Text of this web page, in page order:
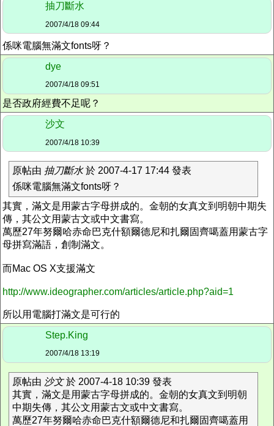
抽刀斷水
2007/4/18 09:44
係咪電腦無滿文fonts呀？
dye
2007/4/18 09:51
是否政府經費不足呢？
沙文
2007/4/18 10:39
原帖由 抽刀斷水於 2007-4-17 17:44 發表
係咪電腦無滿文fonts呀？
其實，滿文是用蒙古字母拼成的。金朝的女真文到明朝中期失
傳，其公文用蒙古文或中文書寫。
萬歷27年努爾哈赤命巴克什額爾德尼和扎爾固齊噶蓋用蒙古字
母拼寫滿語，創制滿文。
而Mac OS X支援滿文
http://www.ideographer.com/articles/article.php?aid=1
所以用電腦打滿文是可行的
Step.King
2007/4/18 13:19
原帖由 沙文於 2007-4-18 10:39 發表
其實，滿文是用蒙古字母拼成的。金朝的女真文到明朝
中期失傳，其公文用蒙古文或中文書寫。
萬歷27年努爾哈赤命巴克什額爾德尼和扎爾固齊噶蓋用